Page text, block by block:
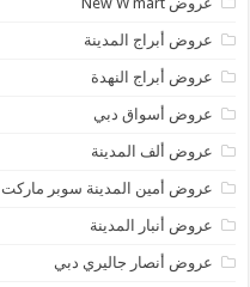
عروض أبراج المدينة
عروض أبراج النهدة
عروض أسواق دبي
عروض ألف المدينة
عروض أمين المدينة سوبر ماركت
عروض أنبار المدينة
عروض أنصار جاليري دبي